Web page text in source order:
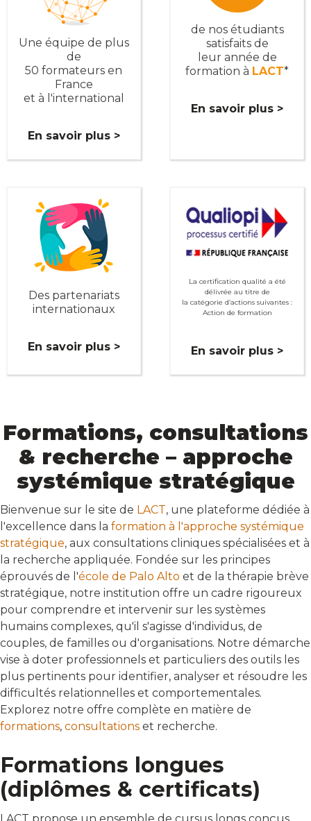
Une équipe de plus
de
50 formateurs en
France
et à l'international
En savoir plus >
de nos étudiants
satisfaits de
leur année de
formation à LACT*
En savoir plus >
Des partenariats
internationaux
En savoir plus >
La certification qualité a été
délivrée au titre de
la catégorie d’actions suivantes :
Action de formation
En savoir plus >
Formations, consultations
& recherche – approche
systémique stratégique
Bienvenue sur le site de LACT, une plateforme dédiée à
l'excellence dans la formation à l'approche systémique
stratégique, aux consultations cliniques spécialisées et à
la recherche appliquée. Fondée sur les principes
éprouvés de l'école de Palo Alto et de la thérapie brève
stratégique, notre institution offre un cadre rigoureux
pour comprendre et intervenir sur les systèmes
humains complexes, qu'il s'agisse d'individus, de
couples, de familles ou d'organisations. Notre démarche
vise à doter professionnels et particuliers des outils les
plus pertinents pour identifier, analyser et résoudre les
difficultés relationnelles et comportementales.
Explorez notre offre complète en matière de
formations, consultations et recherche.
Formations longues
(diplômes & certificats)
LACT propose un ensemble de cursus longs conçus